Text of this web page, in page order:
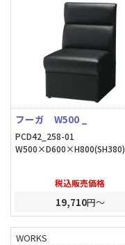
フーガ W500 _
PCD42_258-01
W500×D600×H800(SH380)
税込販売価格
19,710円～
WORKS